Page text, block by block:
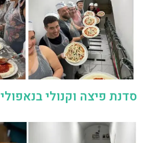
סדנת פיצה וקנולי בנאפולי